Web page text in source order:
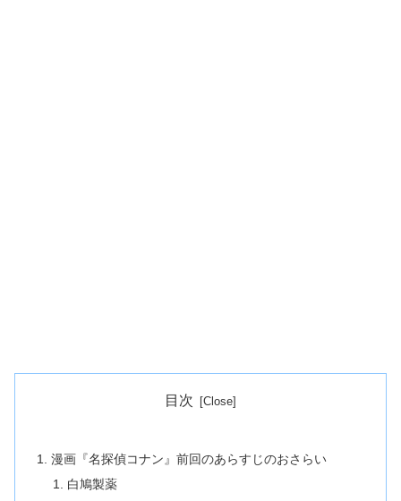
目次
漫画『名探偵コナン』前回のあらすじのおさらい
白鳩製薬